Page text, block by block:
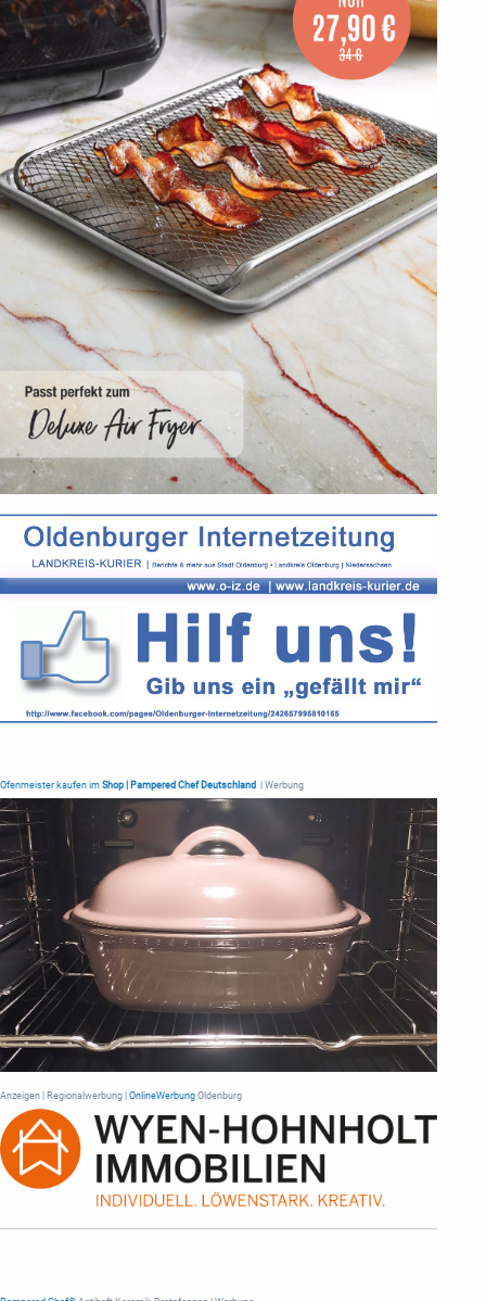
Ofenmeister kaufen im Shop | Pampered Chef Deutschland | Werbung
Anzeigen | Regionalwerbung | OnlineWerbung Oldenburg